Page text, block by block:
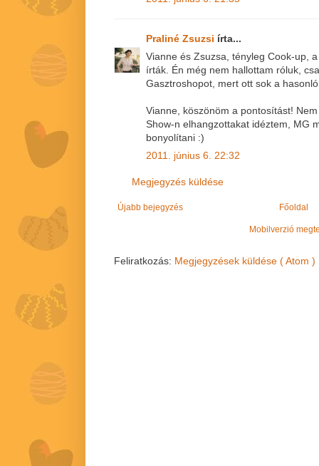
Praliné Zsuzsi írta...
Vianne és Zsuzsa, tényleg Cook-up,
írták. Én még nem hallottam róluk,
Gasztroshopot, mert ott sok a
Vianne, köszönöm a pontosítást!
Show-n elhangzottakat idéztem, MG
bonyolítani :)
2011. június 6. 22:32
Megjegyzés küldése
Újabb bejegyzés Főoldal
Mobilverzió
Feliratkozás: Megjegyzések küldése ( Atom )